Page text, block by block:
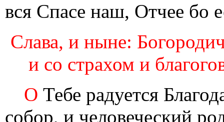
вся Спасе наш, Отчее бо
Слава, и ныне:
и со страхом и
О Тебе радуется
собор, и человеческий